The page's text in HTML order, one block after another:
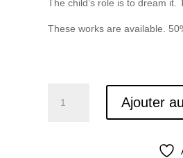
The child’s role is to dream it.
These works are available.
Ajouter